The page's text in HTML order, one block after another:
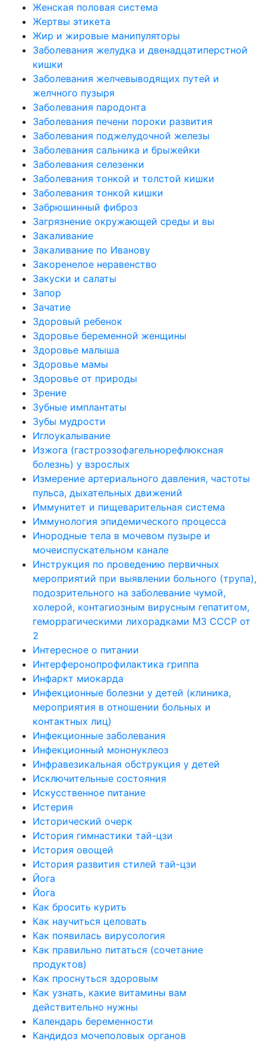
Женская половая система
Жертвы этикета
Жир и жировые манипуляторы
Заболевания желудка и двенадцатиперстной
кишки
Заболевания желчевыводящих путей и
желчного пузыря
Заболевания пародонта
Заболевания печени пороки развития
Заболевания поджелудочной железы
Заболевания сальника и брыжейки
Заболевания селезенки
Заболевания тонкой и толстой кишки
Заболевания тонкой кишки
Забрюшинный фиброз
Загрязнение окружающей среды и вы
Закаливание
Закаливание по Иванову
Закоренелое неравенство
Закуски и салаты
Запор
Зачатие
Здоровый ребенок
Здоровье беременной женщины
Здоровье малыша
Здоровье мамы
Здоровье от природы
Зрение
Зубные имплантаты
Зубы мудрости
Иглоукалывание
Изжога (гастроэзофагельнорефлюксная
болезнь) у взрослых
Измерение артериального давления, частоты
пульса, дыхательных движений
Иммунитет и пищеварительная система
Иммунология эпидемического процесса
Инородные тела в мочевом пузыре и
мочеиспускательном канале
Инструкция по проведению первичных
мероприятий при выявлении больного (трупа),
подозрительного на заболевание чумой,
холерой, контагиозным вирусным гепатитом,
геморрагическими лихорадками МЗ СССР от
2
Интересное о питании
Интерферонопрофилактика гриппа
Инфаркт миокарда
Инфекционные болезни у детей (клиника,
мероприятия в отношении больных и
контактных лиц)
Инфекционные заболевания
Инфекционный мононуклеоз
Инфравезикальная обструкция у детей
Исключительные состояния
Искусственное питание
Истерия
Исторический очерк
История гимнастики тай-цзи
История овощей
История развития стилей тай-цзи
Йога
Йога
Как бросить курить
Как научиться целовать
Как появилась вирусология
Как правильно питаться (сочетание
продуктов)
Как проснуться здоровым
Как узнать, какие витамины вам
действительно нужны
Календарь беременности
Кандидоз мочеполовых органов